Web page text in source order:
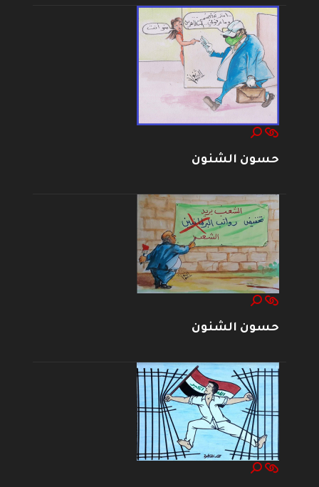
حسون الشنون
حسون الشنون